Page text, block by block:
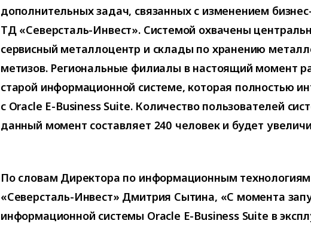
дополнительных задач, связанных с изменением
ТД «Северсталь-Инвест». Системой охвачены
сервисный металлоцентр и склады по хранению
метизов. Региональные филиалы в настоящий момент
старой информационной системе, которая полностью
с Oracle E-Business Suite. Количество пользователей
данный момент составляет 240 человек и будет
По словам Директора по информационным
«Северсталь-Инвест» Дмитрия Сытина, «С момента
информационной системы Oracle E-Business Suite в